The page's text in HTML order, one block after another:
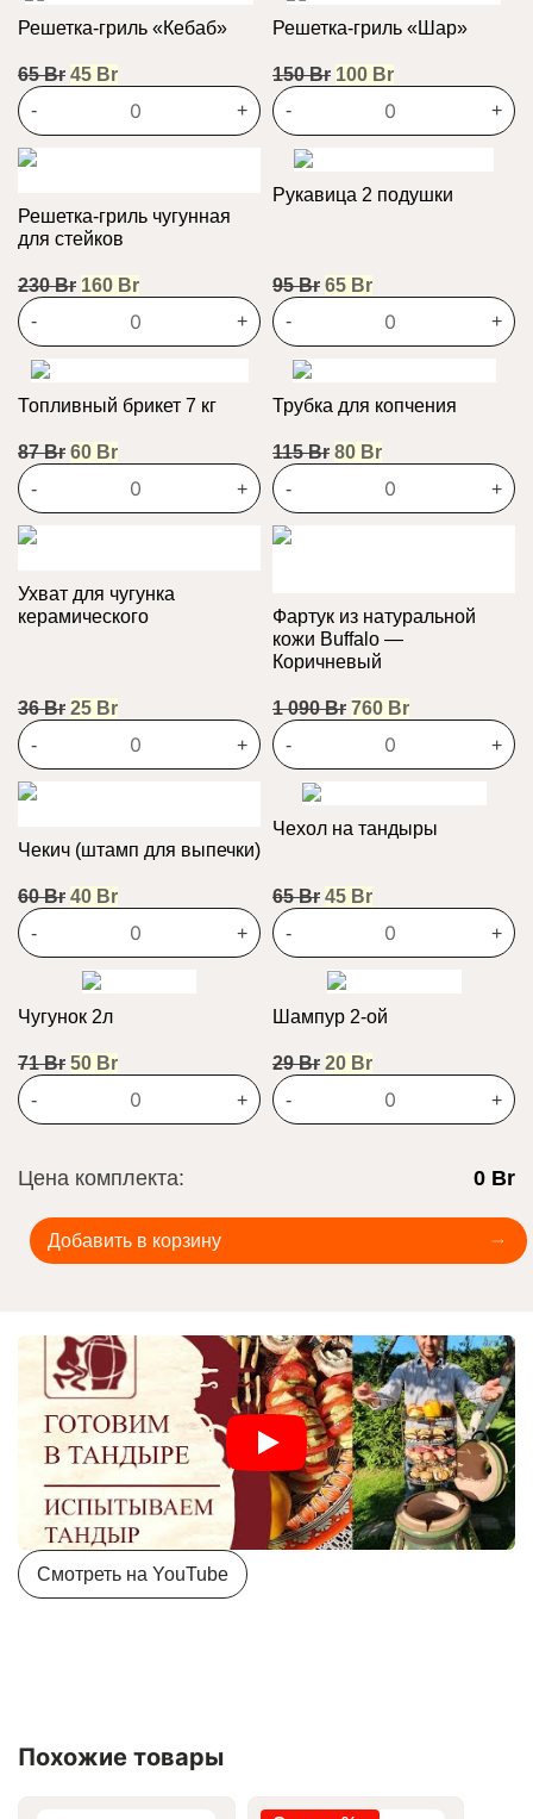
Решетка-гриль «Кебаб»
65Br Первоначальная
составляла
65 Br.
45 BrТекущая
45 Br.
- +
Решетка-гриль «Шар»
150Br Первоначальная
составляла
150 Br.
100 BrТекущая
100 Br.
- +
Решетка-гриль чугунная
для стейков
230Br Первоначальная
составляла
230 Br.
160 BrТекущая
160 Br.
- +
Рукавица 2 подушки
95Br Первоначальная
составляла
95 Br.
65 BrТекущая
65 Br.
- +
Топливный брикет 7 кг
87Br Первоначальная
составляла
87 Br.
60 BrТекущая
60 Br.
- +
Трубка для копчения
115Br Первоначальная
составляла
115 Br.
80 BrТекущая
80 Br.
- +
Ухват для чугунка
керамического
36Br Первоначальная
составляла
36 Br.
25 BrТекущая
25 Br.
- +
Фартук из натуральной
кожи Buffalo —
Коричневый
1 090Br Первоначальная
составляла
1
760 BrТекущая
- +
Чекич (штамп для выпечки)
60Br Первоначальная
составляла
60 Br.
40 BrТекущая
40 Br.
- +
Чехол на тандыры
65Br Первоначальная
составляла
65 Br.
45 BrТекущая
45 Br.
- +
Чугунок 2л
71Br Первоначальная
составляла
71 Br.
50 BrТекущая
50 Br.
- +
Шампур 2-ой
29Br Первоначальная
составляла
29 Br.
20 BrТекущая
20 Br.
- +
Цена комплекта: 0 Br
Добавить в корзину
Смотреть на YouTube
Похожие товары